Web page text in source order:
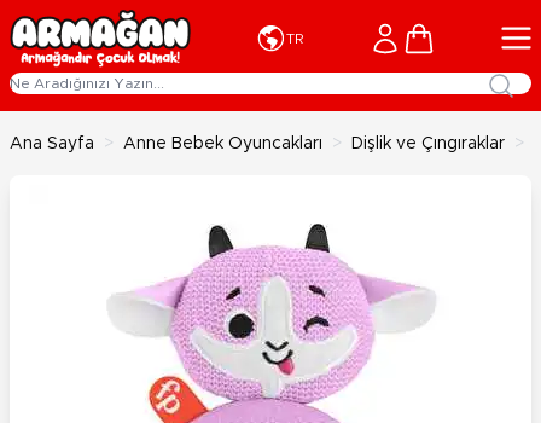
İçeriğe geç
TR Cart
Ana Sayfa > Anne Bebek Oyuncakları > Dişlik ve Çıngıraklar >